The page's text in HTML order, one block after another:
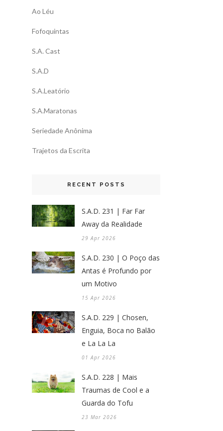
Ao Léu
Fofoquintas
S.A. Cast
S.A.D
S.A.Leatório
S.A.Maratonas
Seriedade Anônima
Trajetos da Escrita
RECENT POSTS
S.A.D. 231 | Far Far
Away da Realidade
29 Apr 2026
S.A.D. 230 | O Poço das
Antas é Profundo por
um Motivo
15 Apr 2026
S.A.D. 229 | Chosen,
Enguia, Boca no Balão
e La La La
01 Apr 2026
S.A.D. 228 | Mais
Traumas de Cool e a
Guarda do Tofu
23 Mar 2026